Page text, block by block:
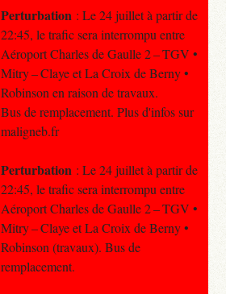
Perturbation : Le 24 juillet à partir de
22:45, le trafic sera interrompu entre
Aéroport Charles de Gaulle 2 – TGV •
Mitry – Claye et La Croix de Berny •
Robinson en raison de travaux.
Bus de remplacement. Plus d'infos sur
maligneb.fr
Perturbation : Le 24 juillet à partir de
22:45, le trafic sera interrompu entre
Aéroport Charles de Gaulle 2 – TGV •
Mitry – Claye et La Croix de Berny •
Robinson (travaux). Bus de
remplacement.